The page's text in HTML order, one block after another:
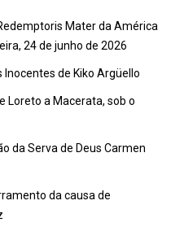
Mater da América
24 de junho de 2026
de Kiko Argüello
Loreto a Macerata, sob o
da Serva de Deus Carmen
da causa de